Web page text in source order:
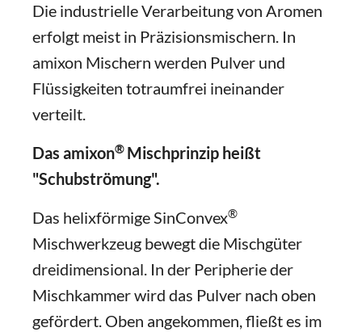
Die industrielle Verarbeitung von Aromen
erfolgt meist in Präzisionsmischern. In
amixon Mischern werden Pulver und
Flüssigkeiten totraumfrei ineinander
verteilt.
Das amixon® Mischprinzip heißt
"Schubströmung".
Das helixförmige SinConvex®
Mischwerkzeug bewegt die Mischgüter
dreidimensional. In der Peripherie der
Mischkammer wird das Pulver nach oben
gefördert. Oben angekommen, fließt es im